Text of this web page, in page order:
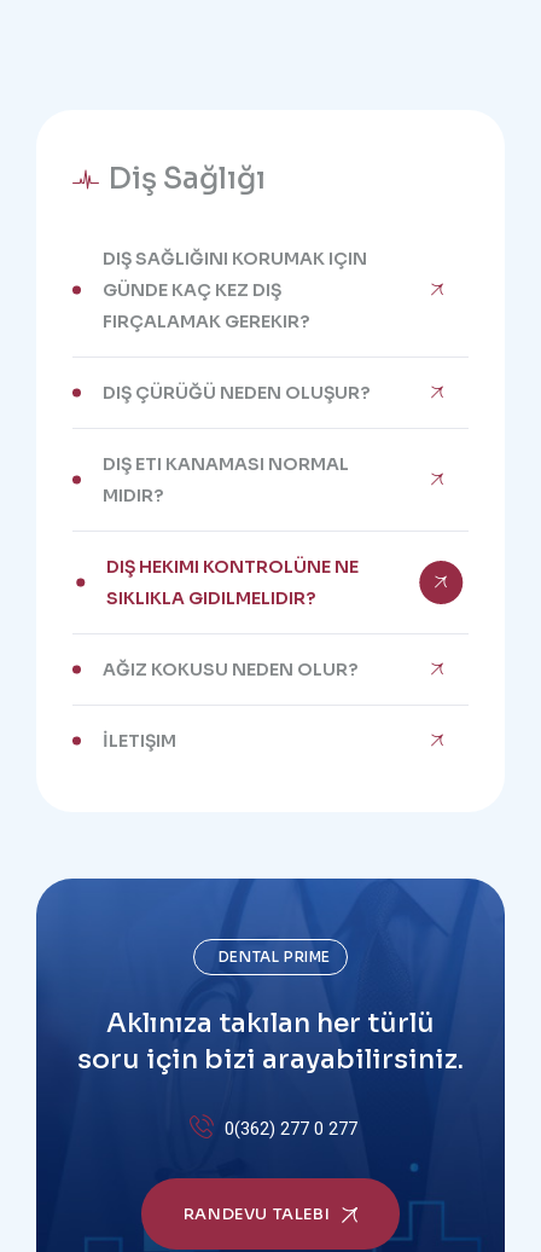
Diş Sağlığı
DIŞ SAĞLIĞINI KORUMAK IÇIN
GÜNDE KAÇ KEZ DIŞ
FIRÇALAMAK GEREKIR?
DIŞ ÇÜRÜĞÜ NEDEN OLUŞUR?
DIŞ ETI KANAMASI NORMAL
MIDIR?
DIŞ HEKIMI KONTROLÜNE NE
SIKLIKLA GIDILMELIDIR?
AĞIZ KOKUSU NEDEN OLUR?
İLETIŞIM
DENTAL PRIME
Aklınıza takılan her türlü
soru için bizi arayabilirsiniz.
0(362) 277 0 277
RANDEVU TALEBI